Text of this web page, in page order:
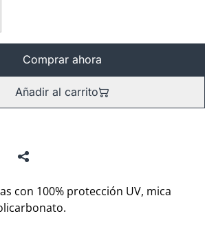
Comprar ahora
Añadir al carrito
con 100% protección UV, mica